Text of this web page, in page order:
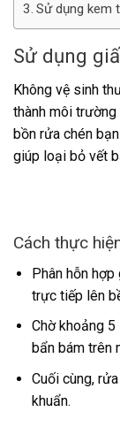
Sử dụng kem
Sử dụng
Không vệ sinh
thành môi
bồn rửa chén
giúp loại bỏ vết
Cách thực
Phân hỗn
trực tiếp lên
Chờ khoảng
bẩn bám trên
Cuối cùng,
khuẩn.